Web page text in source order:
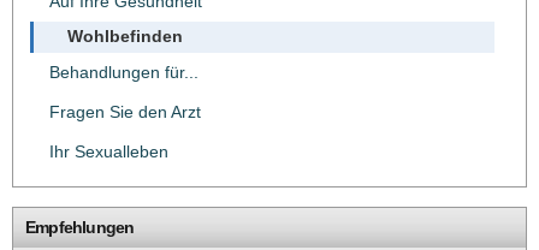
Wohlbefinden
Behandlungen für...
Fragen Sie den Arzt
Ihr Sexualleben
Empfehlungen